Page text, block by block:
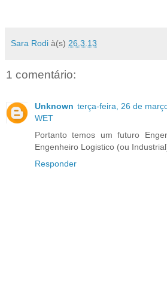
Sara Rodi à(s) 26.3.13
1 comentário:
Unknown terça-feira, 26 de
WET
Portanto temos um futuro
Engenheiro Logistico (ou
Responder